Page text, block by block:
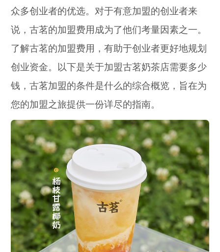
众多创业者的优选。对于有意加盟的创业者来
说，古茗的加盟费用成为了他们考量因素之一。
了解古茗的加盟费用，有助于创业者更好地规划
创业资金。以下是关于加盟古茗奶茶店需要多少
钱，古茗加盟的条件是什么的综合概览，旨在为
您的加盟之旅提供一份详尽的指南。